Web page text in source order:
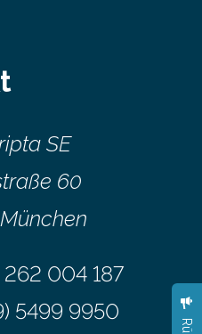
SE
60
262 004 187
5499 9950